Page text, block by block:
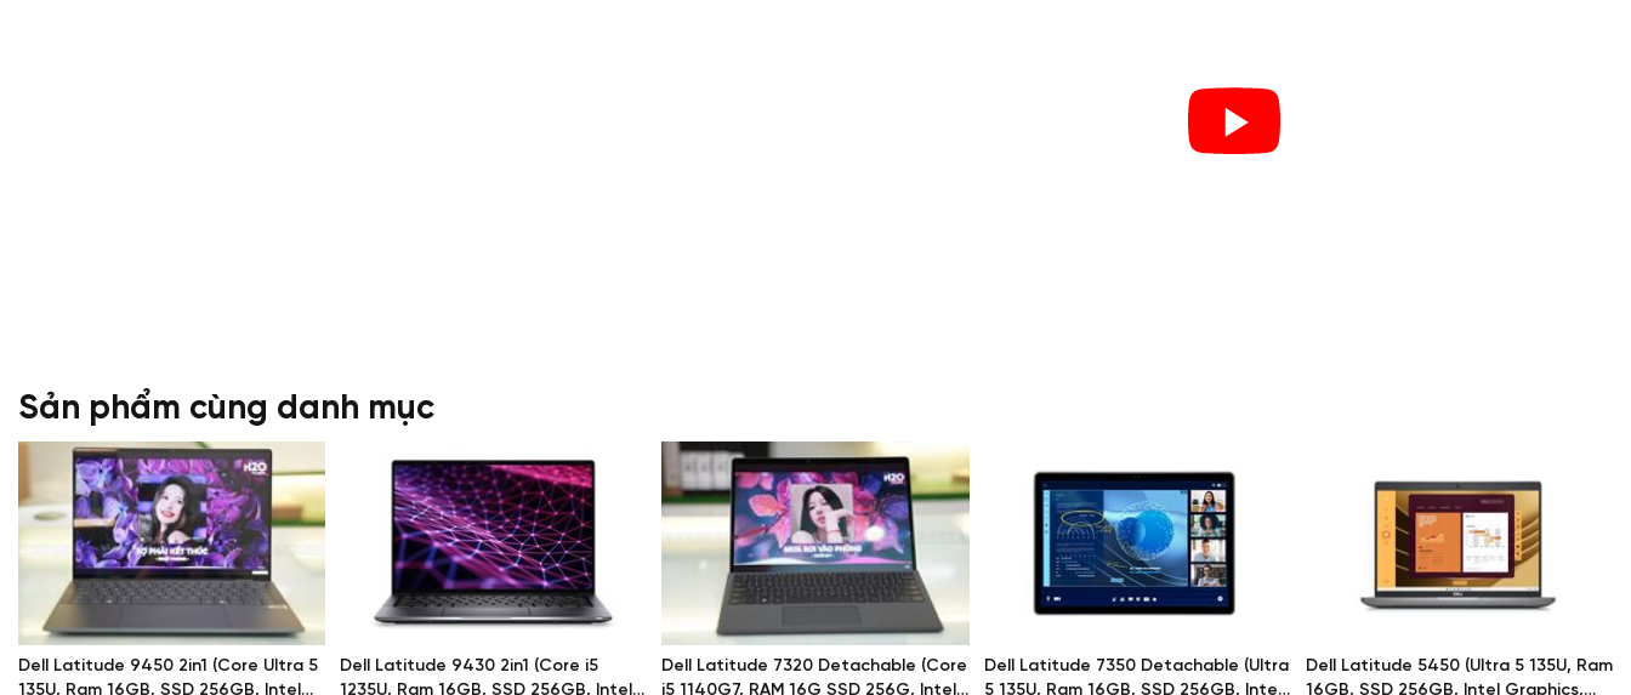
Màn hình hiển thị chất lượng hình ảnh sắc nét, chân thực
Với kích thước màn hình thuộc dạng trung bình thì Dell Latitude 7420 còn sở hữu độ phân giải FHD
cùng với tỉ lệ màn hình 16:9. Mặc dù sở hữu những thông số hết sức cơ bản nhưng Dell Latitude
7420 vẫn được đánh giá đem đến cho người dùng chất lượng hình ảnh cao, rõ nét và chân thực.
Về độ sáng, máy cũng đạt tới 400 nits, được đánh là giá là một điểm cộng khi sở hữu cùng mức
Sản phẩm cùng danh mục
Dell Latitude 9450 2in1 (Core Ultra 5
135U, Ram 16GB, SSD 256GB, Intel
Dell Latitude 9430 2in1 (Core i5
1235U, Ram 16GB, SSD 256GB, Intel
Dell Latitude 7320 Detachable (Core
i5 1140G7, RAM 16G SSD 256G, Intel
Dell Latitude 7350 Detachable (Ultra
5 135U, Ram 16GB, SSD 256GB, Intel
Dell Latitude 5450 (Ultra 5 135U, Ram
16GB, SSD 256GB, Intel Graphics,